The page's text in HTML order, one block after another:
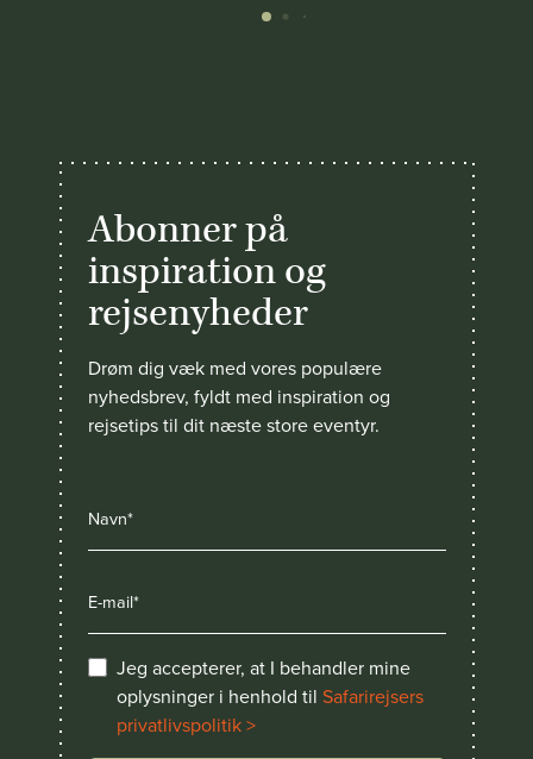
Abonner på
inspiration og
rejsenyheder
Drøm dig væk med vores populære
nyhedsbrev, fyldt med inspiration og
rejsetips til dit næste store eventyr.
Jeg accepterer, at I behandler mine
oplysninger i henhold til Safarirejsers
privatlivspolitik >